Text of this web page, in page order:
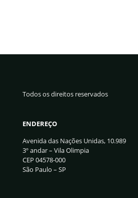
Todos os direitos reservados
ENDEREÇO
Avenida das Nações Unidas, 10.989
3º andar – Vila Olimpia
CEP 04578-000
São Paulo – SP